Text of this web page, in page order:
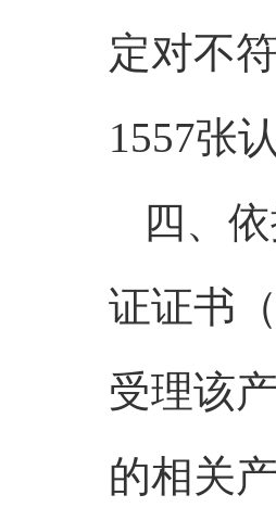
定对不
1557张
四、
证证书
受理该
的相关